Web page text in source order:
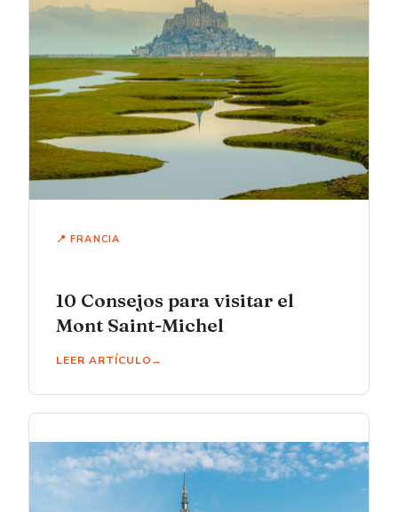
📍 FRANCIA
10 Consejos para visitar el
Mont Saint-Michel
LEER ARTÍCULO